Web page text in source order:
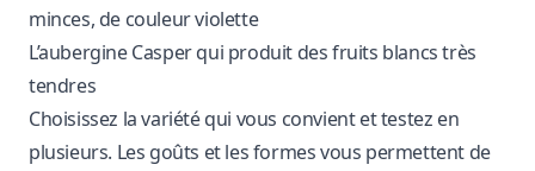
minces, de couleur violette
L’aubergine Casper qui produit des fruits blancs très
tendres
Choisissez la variété qui vous convient et testez en
plusieurs. Les goûts et les formes vous permettent de